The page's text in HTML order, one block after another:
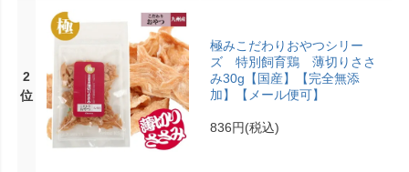
2
位
極みこだわりおやつシリー
ズ 特別飼育鶏 薄切りささ
み30g【国産】【完全無添
加】【メール便可】
836円(税込)